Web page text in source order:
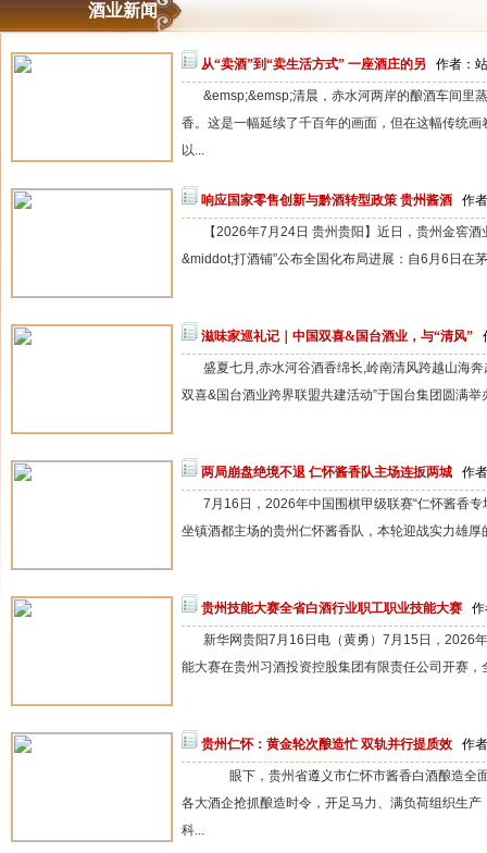
酒业新闻
从“卖酒”到“卖生活方式” 一座酒庄的另 作者：
&emsp;&emsp;清晨，赤水河两岸的酿酒车间里
香。这是一幅延续了千百年的画面，但在这幅传统
以...
响应国家零售创新与黔酒转型政策 贵州酱酒 作
【2026年7月24日 贵州贵阳】近日，贵州金窖
&middot;打酒铺”公布全国化布局进展：自6月6日在
滋味家巡礼记｜中国双喜&国台酒业，与“清风”
盛夏七月,赤水河谷酒香绵长,岭南清风跨越山海
双喜&国台酒业跨界联盟共建活动”于国台集团圆满举
两局崩盘绝境不退 仁怀酱香队主场连扳两城 作
7月16日，2026年中国围棋甲级联赛“仁怀酱香
坐镇酒都主场的贵州仁怀酱香队，本轮迎战实力雄厚
贵州技能大赛全省白酒行业职工职业技能大赛 作
新华网贵阳7月16日电（黄勇）7月15日，
能大赛在贵州习酒投资控股集团有限责任公司开赛
贵州仁怀：黄金轮次酿造忙 双轨并行提质效 作
眼下，贵州省遵义市仁怀市酱香白酒酿造全
各大酒企抢抓酿造时令，开足马力、满负荷组织生
科...